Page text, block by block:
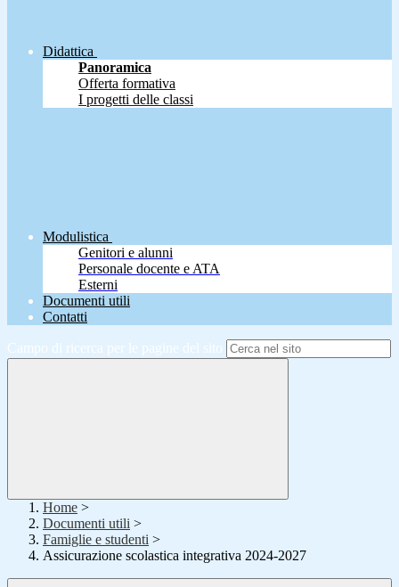
Didattica
Panoramica
Offerta formativa
I progetti delle classi
Modulistica
Genitori e alunni
Personale docente e ATA
Esterni
Documenti utili
Contatti
Campo di ricerca per le pagine del sito
Home >
Documenti utili >
Famiglie e studenti >
Assicurazione scolastica integrativa 2024-2027